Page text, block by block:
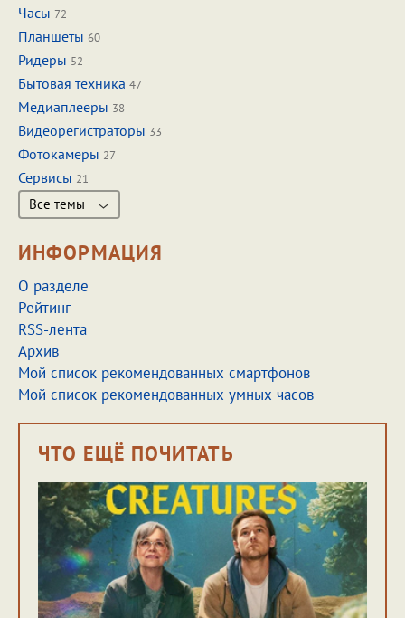
Часы 72
Планшеты 60
Ридеры 52
Бытовая техника 47
Медиаплееры 38
Видеорегистраторы 33
Фотокамеры 27
Сервисы 21
Все темы
ИНФОРМАЦИЯ
О разделе
Рейтинг
RSS-лента
Архив
Мой список рекомендованных смартфонов
Мой список рекомендованных умных часов
ЧТО ЕЩЁ ПОЧИТАТЬ